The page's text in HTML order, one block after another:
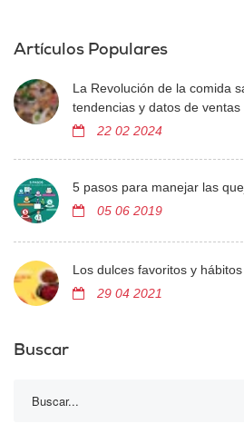
Artículos Populares
La Revolución de la comida
tendencias y datos de ventas
22 02 2024
5 pasos para manejar las
05 06 2019
Los dulces favoritos y
29 04 2021
Buscar